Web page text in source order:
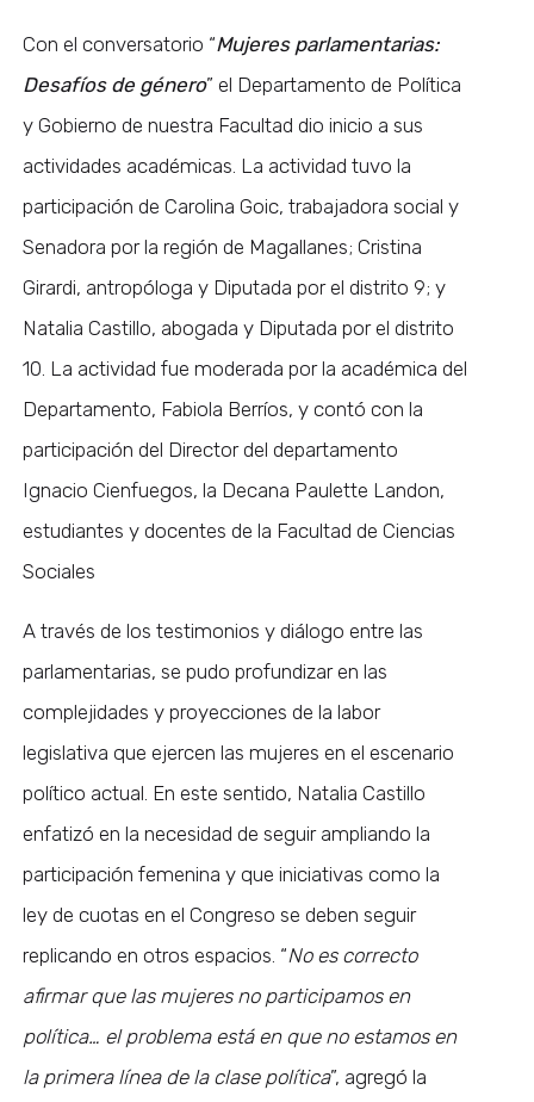
Con el conversatorio “Mujeres parlamentarias:
Desafíos de género” el Departamento de Política
y Gobierno de nuestra Facultad dio inicio a sus
actividades académicas. La actividad tuvo la
participación de Carolina Goic, trabajadora social y
Senadora por la región de Magallanes; Cristina
Girardi, antropóloga y Diputada por el distrito 9; y
Natalia Castillo, abogada y Diputada por el distrito
10. La actividad fue moderada por la académica del
Departamento, Fabiola Berríos, y contó con la
participación del Director del departamento
Ignacio Cienfuegos, la Decana Paulette Landon,
estudiantes y docentes de la Facultad de Ciencias
Sociales
A través de los testimonios y diálogo entre las
parlamentarias, se pudo profundizar en las
complejidades y proyecciones de la labor
legislativa que ejercen las mujeres en el escenario
político actual. En este sentido, Natalia Castillo
enfatizó en la necesidad de seguir ampliando la
participación femenina y que iniciativas como la
ley de cuotas en el Congreso se deben seguir
replicando en otros espacios. “No es correcto
afirmar que las mujeres no participamos en
política… el problema está en que no estamos en
la primera línea de la clase política”, agregó la